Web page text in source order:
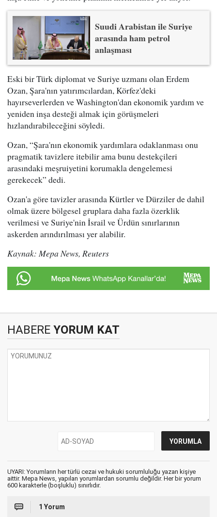
Suudi Arabistan ile Suriye
arasında ham petrol
anlaşması
Eski bir Türk diplomat ve Suriye uzmanı olan Erdem
Ozan, Şara'nın yatırımcılardan, Körfez'deki
hayırseverlerden ve Washington'dan ekonomik yardım ve
yeniden inşa desteği almak için görüşmeleri
hızlandırabileceğini söyledi.
Ozan, “Şara'nın ekonomik yardımlara odaklanması onu
pragmatik tavizlere itebilir ama bunu destekçileri
arasındaki meşruiyetini korumakla dengelemesi
gerekecek” dedi.
Ozan'a göre tavizler arasında Kürtler ve Dürziler de dahil
olmak üzere bölgesel gruplara daha fazla özerklik
verilmesi ve Suriye'nin İsrail ve Ürdün sınırlarının
askerden arındırılması yer alabilir.
Kaynak: Mepa News, Reuters
HABERE YORUM KAT
UYARI: Yorumların her türlü cezai ve hukuki sorumluluğu yazan kişiye
aittir. Mepa News, yapılan yorumlardan sorumlu değildir. Her bir yorum
600 karakterle (boşluklu) sınırlıdır.
1 Yorum